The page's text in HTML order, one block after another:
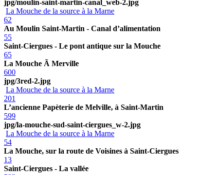
jpg/moulin-saint-martin-canal_web-2.jpg
La Mouche de la source à la Marne
62
Au Moulin Saint-Martin - Canal d’alimentation
55
Saint-Ciergues - Le pont antique sur la Mouche
65
La Mouche Ã Merville
600
jpg/3red-2.jpg
La Mouche de la source à la Marne
201
L’ancienne Papèterie de Melville, à Saint-Martin
599
jpg/la-mouche-sud-saint-ciergues_w-2.jpg
La Mouche de la source à la Marne
54
La Mouche, sur la route de Voisines à Saint-Ciergues
13
Saint-Ciergues - La vallée